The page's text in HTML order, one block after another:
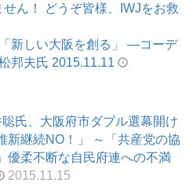
ん！ どうぞ皆様、IWJをお救
新しい大阪を創る」 ―コーデ
邦夫氏 2015.11.11
氏、大阪府市ダブル選幕開け
新継続NO！」 ～「共産党の協
優柔不断な自民府連への不満
2015.11.15